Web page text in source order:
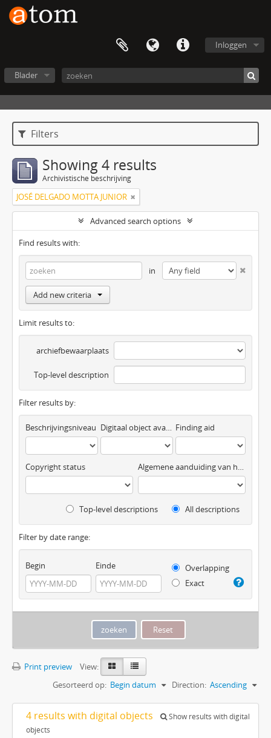
Inloggen
Blader
Filters
Showing 4 results
Archivistische beschrijving
JOSÉ DELGADO MOTTA JUNIOR
Advanced search options
Find results with:
in
Add new criteria
Limit results to:
archiefbewaarplaats
Top-level description
Filter results by:
Beschrijvingsniveau Digitaal object available Finding aid
Copyright status Algemene aanduiding van het materiaal
Top-level descriptions All descriptions
Filter by date range:
Begin Einde
Overlapping
Exact
Print preview
View:
Gesorteerd op: Begin datum Direction: Ascending
4 results with digital objects
Show results with digital
objects